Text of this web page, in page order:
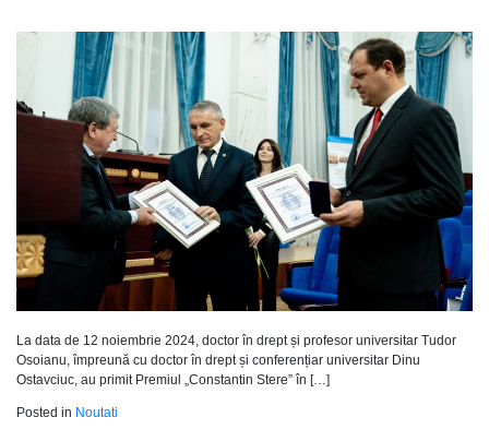
La data de 12 noiembrie 2024, doctor în drept și profesor universitar Tudor
Osoianu, împreună cu doctor în drept și conferențiar universitar Dinu
Ostavciuc, au primit Premiul „Constantin Stere” în […]
Posted in Noutati